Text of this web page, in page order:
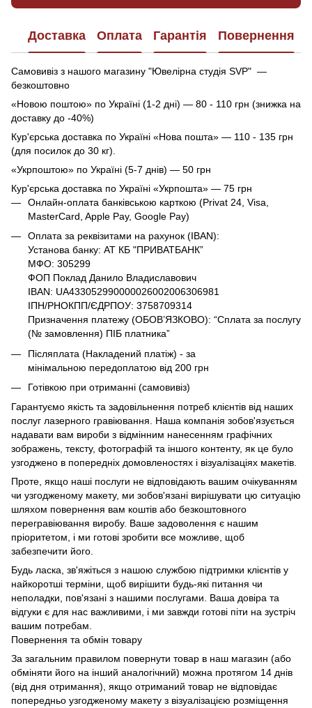
Доставка Оплата Гарантія Повернення
Самовивіз з нашого магазину "Ювелірна студія SVP" —
безкоштовно
«Новою поштою» по Україні (1-2 дні) — 80 - 110 грн (знижка на
доставку до -40%)
Кур'єрська доставка по Україні «Нова пошта» — 110 - 135 грн
(для посилок до 30 кг).
«Укрпоштою» по Україні (5-7 днів) — 50 грн
Кур'єрська доставка по Україні «Укрпошта» — 75 грн
Онлайн-оплата банківською карткою (Privat 24, Visa,
MasterCard, Apple Pay, Google Pay)
Оплата за реквізитами на рахунок (IBAN):
Установа банку: АТ КБ "ПРИВАТБАНК”
МФО: 305299
ФОП Поклад Данило Владиславович
IBAN: UA433052990000026002006306981
ІПН/РНОКПП/ЄДРПОУ: 3758709314
Призначення платежу (ОБОВ’ЯЗКОВО): “Сплата за послугу
(№ замовлення) ПІБ платника”
Післяплата (Накладений платіж) - за
мінімальною передоплатою від 200 грн
Готівкою при отриманні (самовивіз)
Гарантуємо якість та задовільнення потреб клієнтів від наших
послуг лазерного гравіювання. Наша компанія зобов'язується
надавати вам вироби з відмінним нанесенням графічних
зображень, тексту, фотографій та іншого контенту, як це було
узгоджено в попередніх домовленостях і візуалізаціях макетів.
Проте, якщо наші послуги не відповідають вашим очікуванням
чи узгодженому макету, ми зобов'язані вирішувати цю ситуацію
шляхом повернення вам коштів або безкоштовного
перегравіювання виробу. Ваше задоволення є нашим
пріоритетом, і ми готові зробити все можливе, щоб
забезпечити його.
Будь ласка, зв'яжіться з нашою службою підтримки клієнтів у
найкоротші терміни, щоб вирішити будь-які питання чи
неполадки, пов'язані з нашими послугами. Ваша довіра та
відгуки є для нас важливими, і ми завжди готові піти на зустріч
вашим потребам.
Повернення та обмін товару
За загальним правилом повернути товар в наш магазин (або
обміняти його на інший аналогічний) можна протягом 14 днів
(від дня отримання), якщо отриманий товар не відповідає
попередньо узгодженому макету з візуалізацією розміщення